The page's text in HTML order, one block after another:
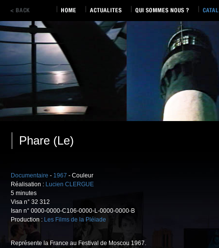
Phare (Le)
Documentaire - 1967 - Couleur
Réalisation : Lucien CLERGUE
5 minutes
Visa n° 32 312
Isan n° 0000-0000-C106-0000-L-0000-0000-B
Production : Les Films de la Pléiade
Représente la France au Festival de Moscou 1967.